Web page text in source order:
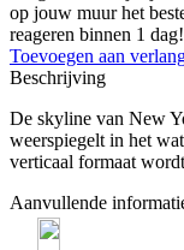
op jouw muur het
reageren binnen 1 dag!
Toevoegen aan
Beschrijving
De skyline van New
weerspiegelt in het
verticaal formaat
Aanvullende